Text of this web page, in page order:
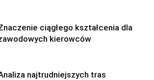
ciągłego kształcenia dla
kierowców
najtrudniejszych tras